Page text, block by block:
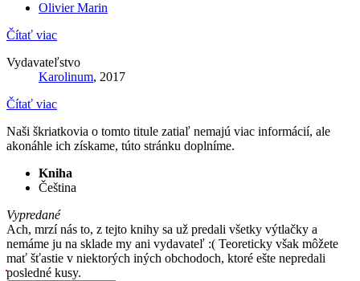
Olivier Marin
Čítať viac
Vydavateľstvo
Karolinum, 2017
Čítať viac
Naši škriatkovia o tomto titule zatiaľ nemajú viac informácií, ale
akonáhle ich získame, túto stránku doplníme.
Kniha
Čeština
Vypredané
Ach, mrzí nás to, z tejto knihy sa už predali všetky výtlačky a
nemáme ju na sklade my ani vydavateľ :( Teoreticky však môžete
mať šťastie v niektorých iných obchodoch, ktoré ešte nepredali
posledné kusy.